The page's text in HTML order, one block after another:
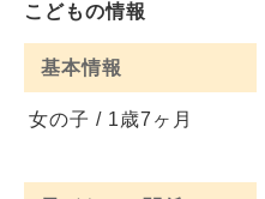
こどもの情報
基本情報
女の子 / 1歳7ヶ月